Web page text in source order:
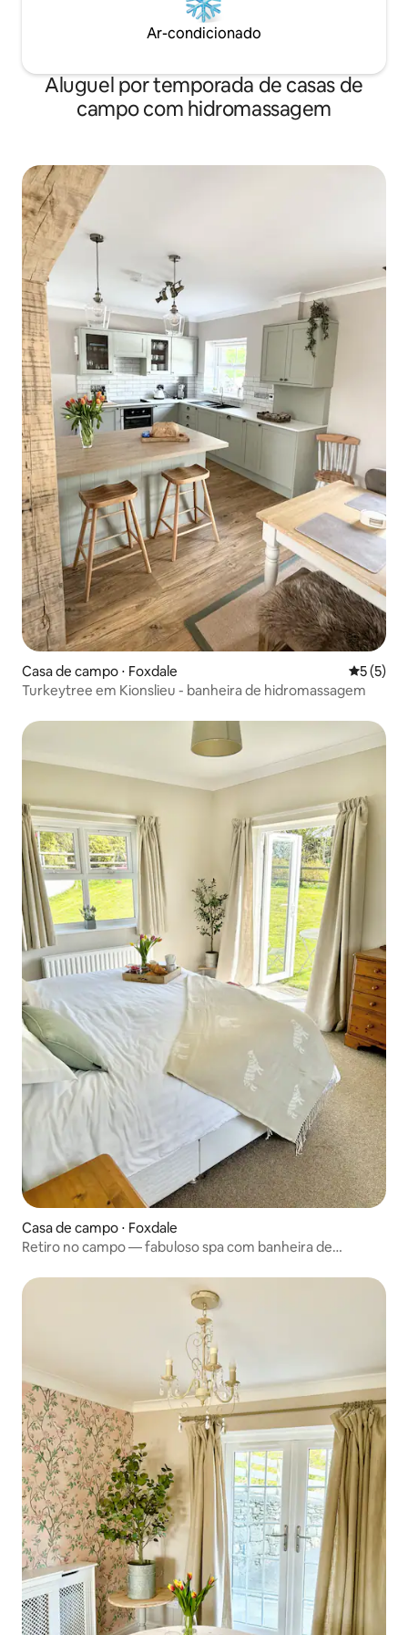
Ar-condicionado
Aluguel por temporada de casas de
campo com hidromassagem
Casa de campo ⋅ Foxdale 5 de
5 (5)
Turkeytree em Kionslieu - banheira de hidromassagem
Casa de campo ⋅ Foxdale
Retiro no campo — fabuloso spa com banheira de